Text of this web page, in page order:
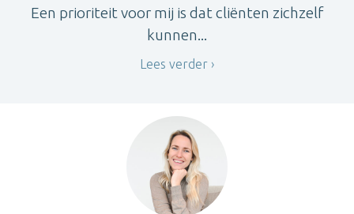
Een prioriteit voor mij is dat cliënten zichzelf
kunnen...
Lees verder